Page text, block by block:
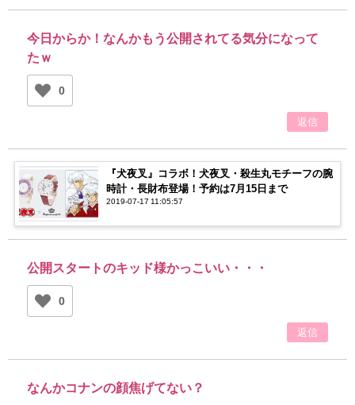
今日からか！なんかもう公開されてる気分になって
たｗ
0
返信
『犬夜叉』コラボ！犬夜叉・殺生丸モチーフの腕
時計・長財布登場！予約は7月15日まで
2019-07-17 11:05:57
公開スタートのキッド様かっこいい・・・
0
返信
なんかコナンの顔焦げてない？